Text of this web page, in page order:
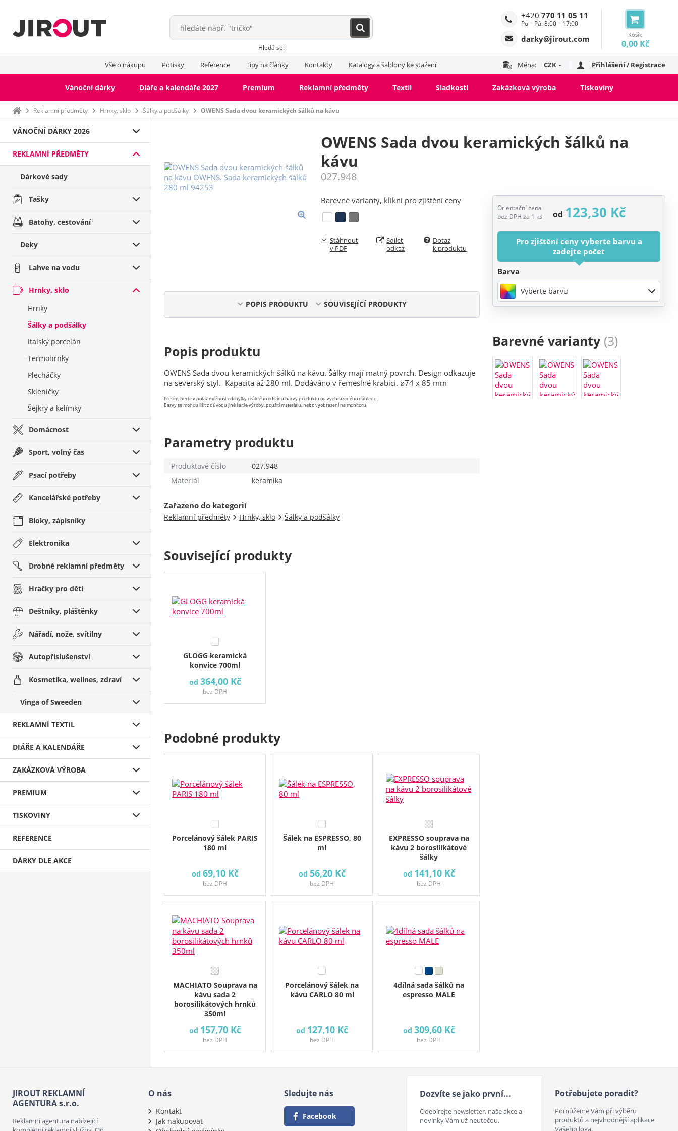
Košík
0,00 Kč
+420 770 11 05 11
Po – Pá: 8:00 – 17:00
darky@jirout.com
Hledá se:
Vše o nákupu Potisky Reference Tipy na články Kontakty Katalogy a šablony ke stažení Měna: CZK Přihlášení / Registrace
Vánoční dárky Diáře a kalendáře 2027 Premium Reklamní předměty Textil Sladkosti Zakázková výroba Tiskoviny
Domů Reklamní předměty Hrnky, sklo Šálky a podšálky OWENS Sada dvou keramických šálků na kávu
VÁNOČNÍ DÁRKY 2026
REKLAMNÍ PŘEDMĚTY
Dárkové sady
Tašky
Batohy, cestování
Deky
Lahve na vodu
Hrnky, sklo
Hrnky
Šálky a podšálky
Italský porcelán
Termohrnky
Plecháčky
Skleničky
Šejkry a kelímky
Domácnost
Sport, volný čas
Psací potřeby
Kancelářské potřeby
Bloky, zápisníky
Elektronika
Drobné reklamní předměty
Hračky pro děti
Deštníky, pláštěnky
Nářadí, nože, svítilny
Autopříslušenství
Kosmetika, wellnes, zdraví
Vinga of Sweeden
REKLAMNÍ TEXTIL
DIÁŘE A KALENDÁŘE
ZAKÁZKOVÁ VÝROBA
PREMIUM
TISKOVINY
REFERENCE
DÁRKY DLE AKCE
OWENS Sada dvou keramických šálků na
kávu
027.948
Barevné varianty, klikni pro zjištění ceny
Orientační cena
bez DPH za 1 ks
od 123,30 Kč
Pro zjištění ceny vyberte barvu a
zadejte počet
Barva
Vyberte barvu
Stáhnout
v PDF
Sdílet
odkaz
Dotaz
k produktu
POPIS PRODUKTU SOUVISEJÍCÍ PRODUKTY
Popis produktu
OWENS Sada dvou keramických šálků na kávu. Šálky mají matný povrch. Design odkazuje
na severský styl. Kapacita až 280 ml. Dodáváno v řemeslné krabici. ø74 x 85 mm
Prosím, berte v potaz možnost odchylky reálného odstínu barvy produktu od vyobrazeného náhledu.
Barvy se mohou lišit z důvodu jiné šarže výroby, použití materiálu, nebo vyobrazení na monitoru
Parametry produktu
Produktové číslo
027.948
Materiál
keramika
Zařazeno do kategorií
Reklamní předměty Hrnky, sklo Šálky a podšálky
Barevné varianty (3)
Související produkty
GLOGG keramická
konvice 700ml
od 364,00 Kč
bez DPH
Podobné produkty
Porcelánový šálek PARIS
180 ml
od 69,10 Kč
bez DPH
Šálek na ESPRESSO, 80
ml
od 56,20 Kč
bez DPH
EXPRESSO souprava na
kávu 2 borosilikátové
šálky
od 141,10 Kč
bez DPH
MACHIATO Souprava na
kávu sada 2
borosilikátových hrnků
350ml
od 157,70 Kč
bez DPH
Porcelánový šálek na
kávu CARLO 80 ml
od 127,10 Kč
bez DPH
4dílná sada šálků na
espresso MALE
od 309,60 Kč
bez DPH
JIROUT REKLAMNÍ
AGENTURA s.r.o.
Reklamní agentura nabízející
O nás
Kontakt
Jak nakupovat
Sledujte nás
Facebook
Dozvíte se jako první...
Odebírejte newsletter, naše akce a
novinky Vám už neutečou.
Potřebujete poradit?
Pomůžeme Vám při výběru
produktů a nejvhodnější aplikace
Vašeho loga.